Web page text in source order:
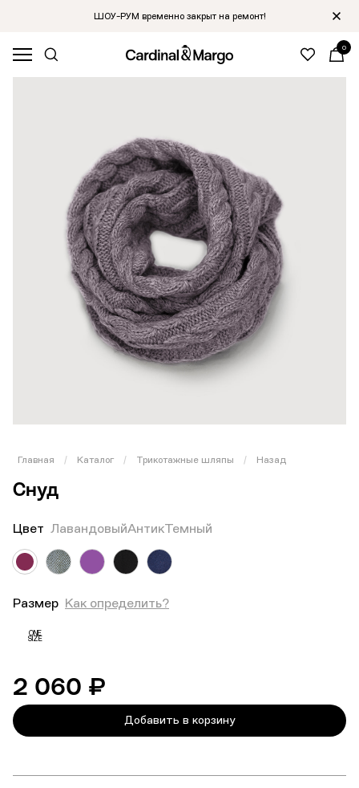
ШОУ-РУМ временно закрыт на ремонт!
0
Главная / Каталог / Трикотажные шляпы / Назад
Снуд
Цвет ЛавандовыйАнтикТемный
Размер Как определить?
ONE
SIZE
2 060 ₽
Добавить в корзину